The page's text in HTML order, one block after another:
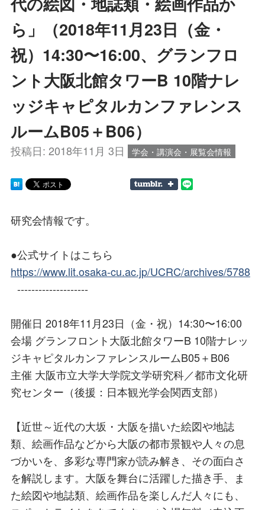
ら」（2018年11月23日（金・
祝）14:30〜16:00、グランフロ
ント大阪北館タワーB 10階ナレ
ッジキャピタルカンファレンス
ルームB05＋B06）
投稿日: 2018年11月 3日 学会・講演会・展覧会情報
研究会情報です。
●公式サイトはこちら
https://www.lit.osaka-cu.ac.jp/UCRC/archives/5788
--------------------
開催日 2018年11月23日（金・祝）14:30〜16:00
会場 グランフロント大阪北館タワーB 10階ナレッ
ジキャピタルカンファレンスルームB05＋B06
主催 大阪市立大学大学院文学研究科／都市文化研
究センター（後援：日本観光学会関西支部）
【近世～近代の大坂・大阪を描いた絵図や地誌
類、絵画作品などから大阪の都市景観や人々の息
づかいを、多彩な専門家が読み解き、その面白さ
を解説します。大阪を舞台に活躍した描き手、ま
た絵図や地誌類、絵画作品を楽しんだ人々にも、